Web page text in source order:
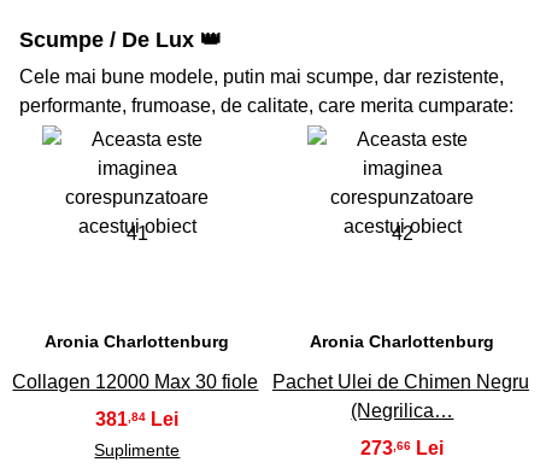
Scumpe / De Lux 👑
Cele mai bune modele, putin mai scumpe, dar rezistente,
performante, frumoase, de calitate, care merita cumparate:
41
Aronia Charlottenburg
Collagen 12000 Max 30 fiole
381 ,84
Suplimente
42
Aronia Charlottenburg
Pachet Ulei de Chimen Negru
(Negrilica…
273 ,66